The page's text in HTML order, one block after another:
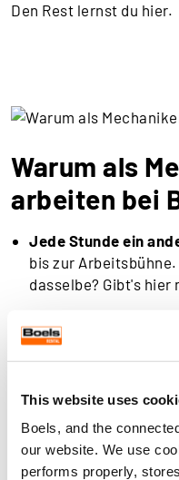
This website uses
Boels, and the
our website. We use
performs properly,
Den Rest lernst du hier.
Warum als
arbeiten bei
Jede Stunde ein
bis zur
dasselbe? Gibt's hier
Tag eins. Kein Chef,
— nur Kollegen, die
Arbeitszeiten von
Abendschichten,